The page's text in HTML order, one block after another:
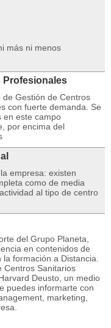
más ni menos
Profesionales
Gestión de Centros
con fuerte demanda. Se
en este campo
por encima del
empresa: existen
como de media
al tipo de centro
del Grupo Planeta,
en contenidos de
formación a Distancia.
Centros Sanitarios
Deusto, un medio
puedes informarte con
marketing,